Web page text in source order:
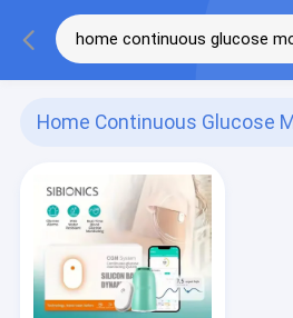
Home Continuous Glucose